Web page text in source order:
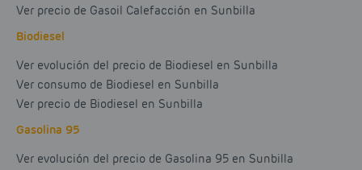
Ver precio de Gasoil Calefacción en Sunbilla
Biodiesel
Ver evolución del precio de Biodiesel en Sunbilla
Ver consumo de Biodiesel en Sunbilla
Ver precio de Biodiesel en Sunbilla
Gasolina 95
Ver evolución del precio de Gasolina 95 en Sunbilla